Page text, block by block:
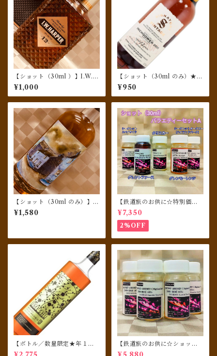
【ショット（30ml ）】I.W.
ハーパー12年
¥1,000
【ショット（30ml のみ）★シ
ェリー樽熟成】インチガワー
[2011] 13年 1st フィル オロロ
ソシェリー バット 100プルー
ナトリー
¥950
【ショット（30ml のみ）】 S
ANSIBAR Kunstler シーク
レット オークニー（ハイラン
¥1,580
【鉄道旅のお供に☆特別価格
でご提供】 ショット（30ml
瓶）バラエティ５点セットA
¥7,350
2%OFF
【ボトル／数量限定★年１度
のリリース】SAKURAO ウイ
【鉄道旅のお供に☆ショット
（30ml瓶）４本セット】 SA